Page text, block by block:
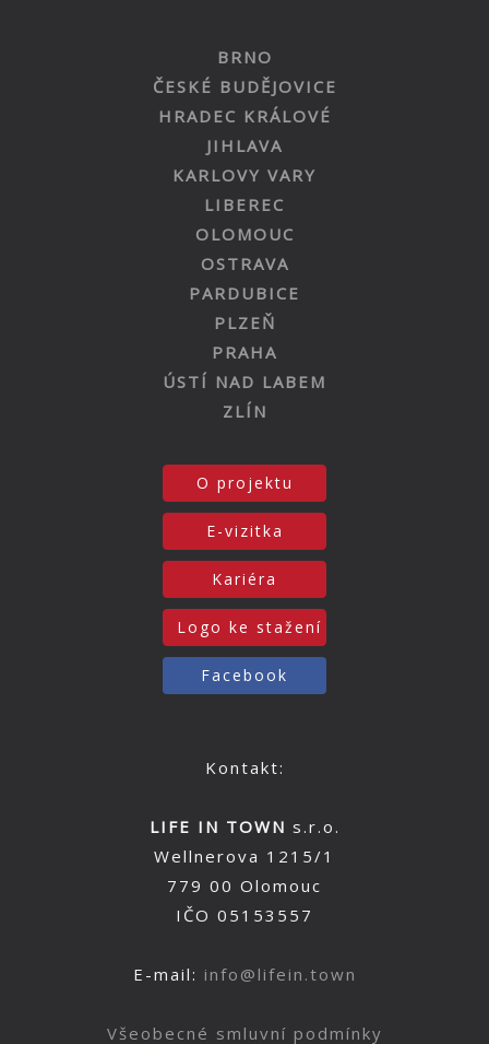
BRNO
ČESKÉ BUDĚJOVICE
HRADEC KRÁLOVÉ
JIHLAVA
KARLOVY VARY
LIBEREC
OLOMOUC
OSTRAVA
PARDUBICE
PLZEŇ
PRAHA
ÚSTÍ NAD LABEM
ZLÍN
O projektu
E-vizitka
Kariéra
Logo ke stažení
Facebook
Kontakt:
LIFE IN TOWN s.r.o.
Wellnerova 1215/1
779 00 Olomouc
IČO 05153557
E-mail: info@lifein.town
Všeobecné smluvní podmínky